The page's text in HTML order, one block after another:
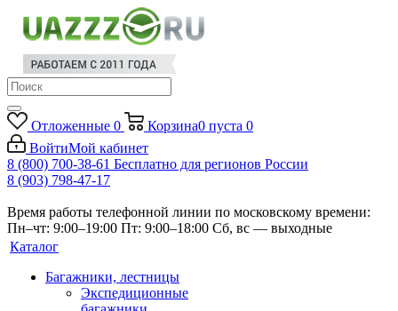
Отложенные 0 Корзина0 пуста 0
ВойтиМой кабинет
8 (800) 700-38-61 Бесплатно для регионов России
8 (903) 798-47-17
Время работы телефонной линии по московскому времени:
Пн–чт: 9:00–19:00 Пт: 9:00–18:00 Сб, вс — выходные
Каталог
Багажники, лестницы
Экспедиционные